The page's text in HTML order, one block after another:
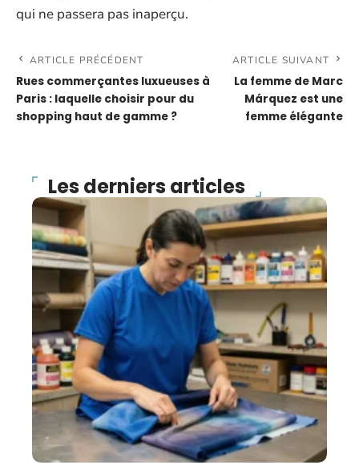
qui ne passera pas inaperçu.
ARTICLE PRÉCÉDENT
Rues commerçantes luxueuses à
Paris : laquelle choisir pour du
shopping haut de gamme ?
ARTICLE SUIVANT
La femme de Marc
Márquez est une
femme élégante
Les derniers articles